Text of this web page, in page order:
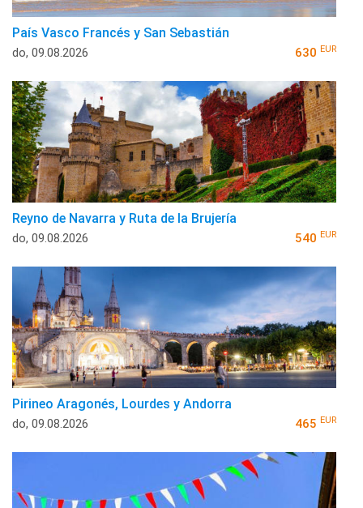
País Vasco Francés y San Sebastián
do, 09.08.2026 630 EUR
Reyno de Navarra y Ruta de la Brujería
do, 09.08.2026 540 EUR
Pirineo Aragonés, Lourdes y Andorra
do, 09.08.2026 465 EUR